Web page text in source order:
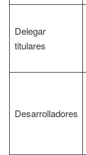
Delegar
titulares
Desarrolladores